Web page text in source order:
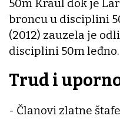
50m Kraul dok je
broncu u disciplini
(2012) zauzela je
disciplini 50m leđno.
Trud i
- Članovi zlatne